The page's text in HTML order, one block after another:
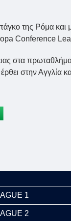
της Ρόμα και
Conference
στα
στην Αγγλία
1
2